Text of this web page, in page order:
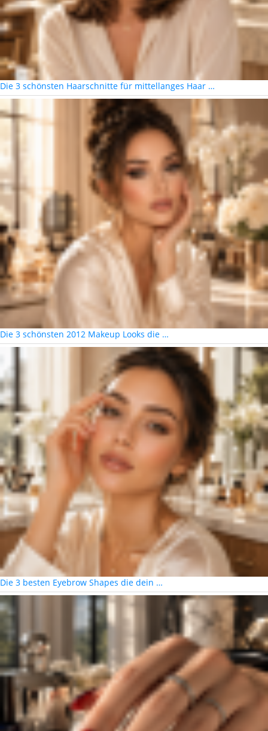
Die 3 schönsten Haarschnitte für mittellanges Haar …
Die 3 schönsten 2012 Makeup Looks die …
Die 3 besten Eyebrow Shapes die dein …